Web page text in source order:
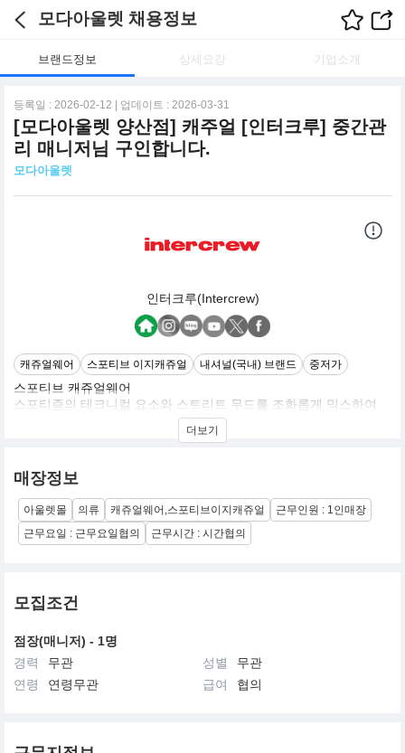
모다아울렛 채용정보
브랜드정보 상세요강 기업소개
등록일 : 2026-02-12 | 업데이트 : 2026-03-31
[모다아울렛 양산점] 캐주얼 [인터크루] 중간관
리 매니저님 구인합니다.
모다아울렛
인터크루(Intercrew)
캐쥬얼웨어 스포티브 이지캐쥬얼 내셔널(국내) 브랜드 중저가
스포티브 캐쥬얼웨어
스포티즘의 테크니컬 요소와 스트리트 무드를 조화롭게 믹스하여
젊음 자유 컬쳐를 놀이처럼 즐기는 세대에게
실용성과 스타일리쉬함을 겸비한 룩을 제안, 자유롭고 경쾌한 이미
더보기
매장정보
아울렛몰 의류 캐쥬얼웨어,스포티브이지캐쥬얼
근무인원 : 1인매장
근무요일 : 근무요일협의
근무시간 : 시간협의
모집조건
점장(매니저) - 1명
경력
무관 성별
무관
연령
연령무관 급여 협의